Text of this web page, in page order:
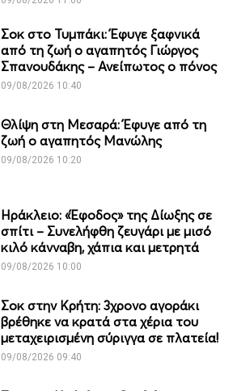
Σοκ στο Τυμπάκι: Έφυγε ξαφνικά
από τη ζωή ο αγαπητός Γιώργος
Σπανουδάκης – Ανείπωτος ο πόνος
09/08/2026 10:40
Θλίψη στη Μεσαρά: Έφυγε από τη
ζωή ο αγαπητός Μανώλης
09/08/2026 10:20
Ηράκλειο: «Έφοδος» της Δίωξης σε
σπίτι – Συνελήφθη ζευγάρι με μισό
κιλό κάνναβη, χάπια και μετρητά
09/08/2026 10:00
Σοκ στην Κρήτη: 3χρονο αγοράκι
βρέθηκε να κρατά στα χέρια του
μεταχειρισμένη σύριγγα σε πλατεία!
09/08/2026 09:40